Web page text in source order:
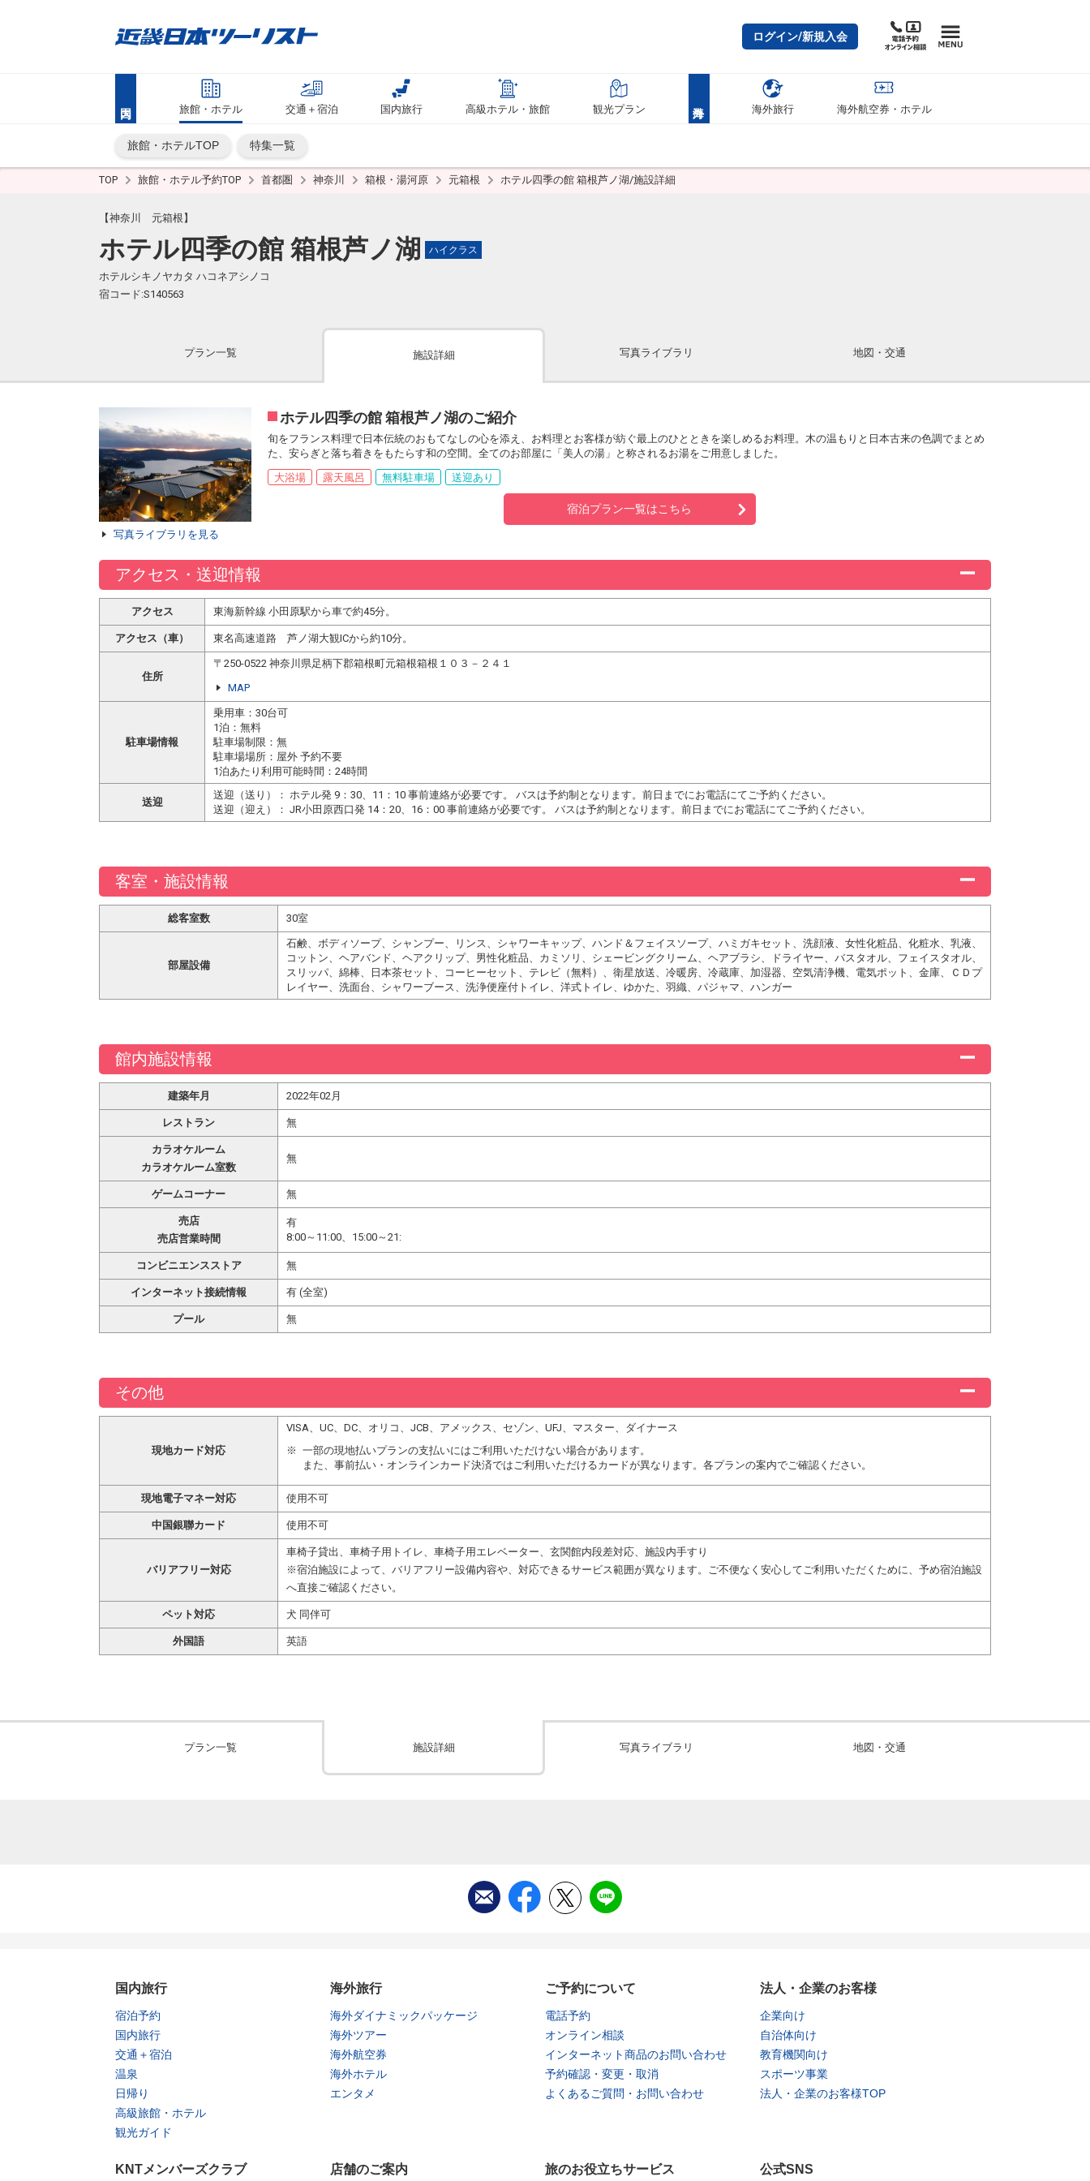
ログイン/新規入会
旅館・ホテル 交通＋宿泊 国内旅行 高級ホテル・旅館 観光プラン 海外旅行 海外航空券・ホテル
旅館・ホテルTOP 特集一覧
TOP 旅館・ホテル予約TOP 首都圏 神奈川 箱根・湯河原 元箱根 ホテル四季の館 箱根芦ノ湖/施設詳細
【神奈川 元箱根】
ホテル四季の館 箱根芦ノ湖 ハイクラス
ホテルシキノヤカタ ハコネアシノコ
宿コード:S140563
プラン一覧 施設詳細 写真ライブラリ 地図・交通
写真ライブラリを見る
ホテル四季の館 箱根芦ノ湖のご紹介
旬をフランス料理で日本伝統のおもてなしの心を添え、お料理とお客様が紡ぐ最上のひとときを楽しめるお料理。木の温もりと日本古来の色調でまとめ
た、安らぎと落ち着きをもたらす和の空間。全てのお部屋に「美人の湯」と称されるお湯をご用意しました。
大浴場
露天風呂 無料駐車場 送迎あり
宿泊プラン一覧はこちら
アクセス・送迎情報
アクセス 東海新幹線 小田原駅から車で約45分。
アクセス（車） 東名高速道路 芦ノ湖大観ICから約10分。
住所
〒250-0522 神奈川県足柄下郡箱根町元箱根箱根１０３－２４１
MAP
駐車場情報
乗用車：30台可
1泊：無料
駐車場制限：無
駐車場場所：屋外 予約不要
1泊あたり利用可能時間：24時間
送迎
送迎（送り）： ホテル発 9：30、11：10 事前連絡が必要です。 バスは予約制となります。前日までにお電話にてご予約ください。
送迎（迎え）： JR小田原西口発 14：20、16：00 事前連絡が必要です。 バスは予約制となります。前日までにお電話にてご予約ください。
客室・施設情報
総客室数 30室
部屋設備
石鹸、ボディソープ、シャンプー、リンス、シャワーキャップ、ハンド＆フェイスソープ、ハミガキセット、洗顔液、女性化粧品、化粧水、乳液、
コットン、ヘアバンド、ヘアクリップ、男性化粧品、カミソリ、シェービングクリーム、ヘアブラシ、ドライヤー、バスタオル、フェイスタオル、
スリッパ、綿棒、日本茶セット、コーヒーセット、テレビ（無料）、衛星放送、冷暖房、冷蔵庫、加湿器、空気清浄機、電気ポット、金庫、ＣＤプ
レイヤー、洗面台、シャワーブース、洗浄便座付トイレ、洋式トイレ、ゆかた、羽織、パジャマ、ハンガー
館内施設情報
建築年月 2022年02月
レストラン 無
カラオケルーム
カラオケルーム室数
無
ゲームコーナー 無
売店
売店営業時間
有
8:00～11:00、15:00～21:
コンビニエンスストア 無
インターネット接続情報 有 (全室)
プール 無
その他
現地カード対応
VISA、UC、DC、オリコ、JCB、アメックス、セゾン、UFJ、マスター、ダイナース
一部の現地払いプランの支払いにはご利用いただけない場合があります。
また、事前払い・オンラインカード決済ではご利用いただけるカードが異なります。各プランの案内でご確認ください。
現地電子マネー対応 使用不可
中国銀聯カード 使用不可
バリアフリー対応
車椅子貸出、車椅子用トイレ、車椅子用エレベーター、玄関館内段差対応、施設内手すり
※宿泊施設によって、バリアフリー設備内容や、対応できるサービス範囲が異なります。ご不便なく安心してご利用いただくために、予め宿泊施設
へ直接ご確認ください。
ペット対応 犬 同伴可
外国語 英語
プラン一覧 施設詳細 写真ライブラリ 地図・交通
国内旅行
宿泊予約
国内旅行
交通＋宿泊
温泉
日帰り
高級旅館・ホテル
観光ガイド
海外旅行
海外ダイナミックパッケージ
海外ツアー
海外航空券
海外ホテル
エンタメ
ご予約について
電話予約
オンライン相談
インターネット商品のお問い合わせ
予約確認・変更・取消
よくあるご質問・お問い合わせ
法人・企業のお客様
企業向け
自治体向け
教育機関向け
スポーツ事業
法人・企業のお客様TOP
KNTメンバーズクラブ 店舗のご案内 旅のお役立ちサービス 公式SNS